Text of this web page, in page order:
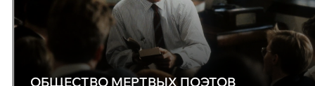
ОБЩЕСТВО МЕРТВЫХ ПОЭТОВ